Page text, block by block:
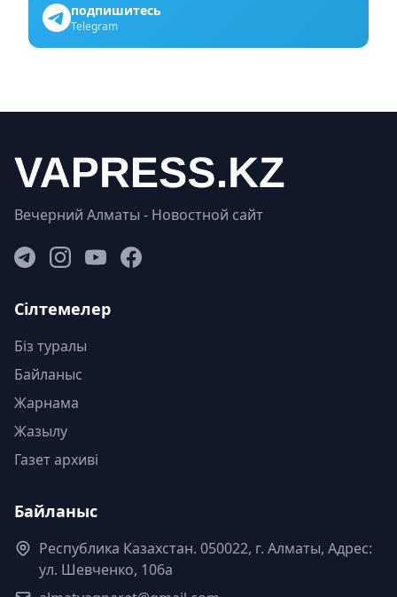
подпишитесь
Telegram
Вечерний Алматы - Новостной сайт
Сілтемелер
Біз туралы
Байланыс
Жарнама
Жазылу
Газет архиві
Байланыс
Республика Казахстан. 050022, г. Алматы, Адрес:
ул. Шевченко, 106а